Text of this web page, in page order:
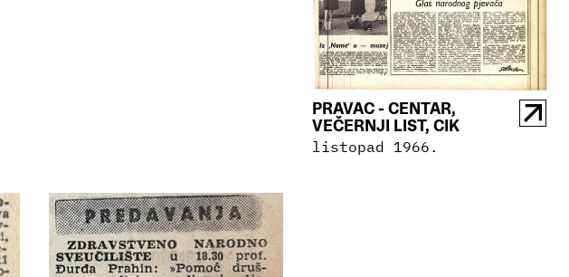
PRAVAC - CENTAR,
VEČERNJI LIST, CIK
listopad 1966.